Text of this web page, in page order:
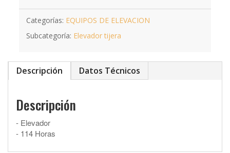
Categorías: EQUIPOS DE ELEVACION
Subcategoría: Elevador tijera
Descripción Datos Técnicos
Descripción
- Elevador
- 114 Horas